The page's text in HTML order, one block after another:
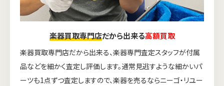
楽器買取専門店だから出来る高額買取
楽器買取専門店だから出来る、楽器専門査定スタッフが付属
品などを細かく査定し評価します。通常見逃すような細かいパ
ーツも1点ずつ査定しますので、楽器を売るならニーゴ・リユー